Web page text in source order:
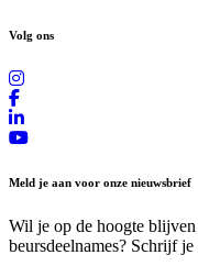
Volg ons
Meld je aan voor onze nieuwsbrief
Wil je op de hoogte
beursdeelnames? Schrijf